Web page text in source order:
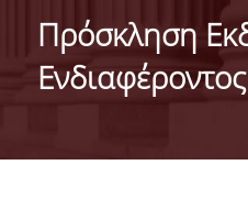
ΤΑΥΤΟΤΗΤΑ ΤΟΥ
ΑΠΟΣΤΟΛΗ ΤΟΥ
ΔΙΟΙΚΗΣΗ ΤΟΥ
Πρόσκληση
Ενδιαφέροντος